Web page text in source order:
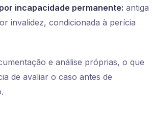
incapacidade permanente: antiga
invalidez, condicionada à perícia
e análise próprias, o que
de avaliar o caso antes de